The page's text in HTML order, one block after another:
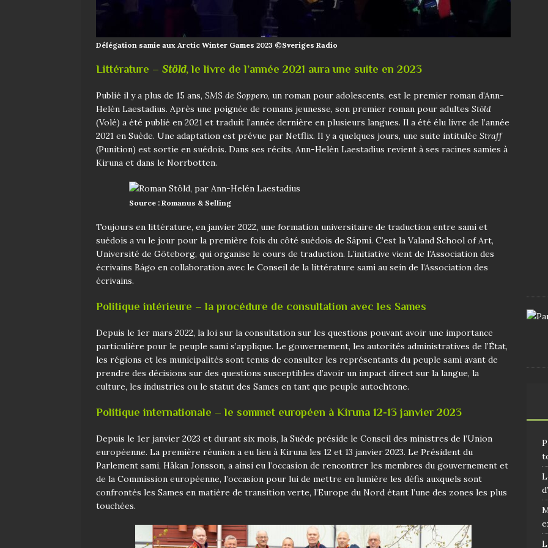
Délégation samie aux Arctic Winter Games 2023 ©Sveriges Radio
Littérature – Stöld, le livre de l’année 2021 aura une suite en 2023
Publié il y a plus de 15 ans, SMS de Soppero, un roman pour adolescents, est le premier roman d’Ann-
Helén Laestadius. Après une poignée de romans jeunesse, son premier roman pour adultes Stöld
(Volé) a été publié en 2021 et traduit l’année dernière en plusieurs langues. Il a été élu livre de l’année
2021 en Suède. Une adaptation est prévue par Netflix. Il y a quelques jours, une suite intitulée Straff
(Punition) est sortie en suédois. Dans ses récits, Ann-Helén Laestadius revient à ses racines samies à
Kiruna et dans le Norrbotten.
Source : Romanus & Selling
Toujours en littérature, en janvier 2022, une formation universitaire de traduction entre sami et
suédois a vu le jour pour la première fois du côté suédois de Sápmi. C’est la Valand School of Art,
Université de Göteborg, qui organise le cours de traduction. L’initiative vient de l’Association des
écrivains Bágo en collaboration avec le Conseil de la littérature sami au sein de l’Association des
écrivains.
Politique intérieure – la procédure de consultation avec les Sames
Depuis le 1er mars 2022, la loi sur la consultation sur les questions pouvant avoir une importance
particulière pour le peuple sami s’applique. Le gouvernement, les autorités administratives de l’État,
les régions et les municipalités sont tenus de consulter les représentants du peuple sami avant de
prendre des décisions sur des questions susceptibles d’avoir un impact direct sur la langue, la
culture, les industries ou le statut des Sames en tant que peuple autochtone.
Politique internationale –le sommet européen à Kiruna 12-13 janvier 2023
Depuis le 1er janvier 2023 et durant six mois, la Suède préside le Conseil des ministres de l’Union
européenne. La première réunion a eu lieu à Kiruna les 12 et 13 janvier 2023. Le Président du
Parlement sami, Håkan Jonsson, a ainsi eu l’occasion de rencontrer les membres du gouvernement et
de la Commission européenne, l’occasion pour lui de mettre en lumière les défis auxquels sont
confrontés les Sames en matière de transition verte, l’Europe du Nord étant l’une des zones les plus
touchées.